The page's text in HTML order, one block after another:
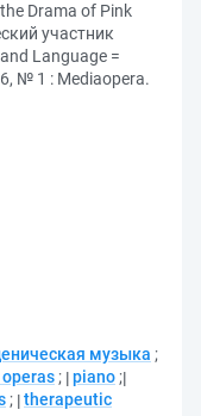
Drama of Pink
участник
Language =
№ 1 : Mediaopera.
музыка ;
; piano ;
; therapeutic